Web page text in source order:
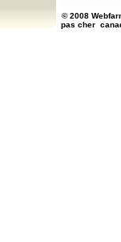
© 2008
pas cher